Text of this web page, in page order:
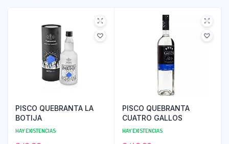
PISCO QUEBRANTA LA
BOTIJA
HAY EXISTENCIAS
PISCO QUEBRANTA
CUATRO GALLOS
HAY EXISTENCIAS